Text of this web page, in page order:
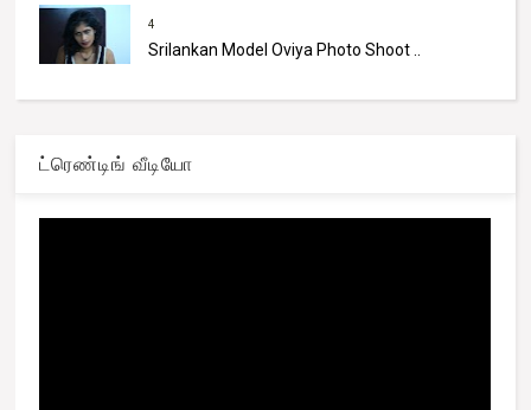
4
Srilankan Model Oviya Photo Shoot ..
ட்ரெண்டிங் வீடியோ